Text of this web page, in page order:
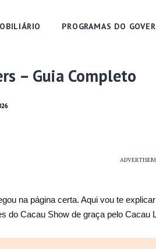
PROGRAMAS DO
– Guia Completo
na página certa. Aqui vou te explicar
do Cacau Show de graça pelo Cacau